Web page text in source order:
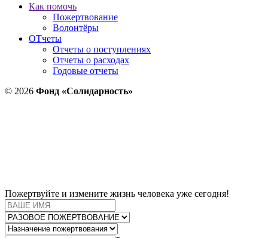
Как помочь
Пожертвование
Волонтёры
ОТчеты
Отчеты о поступлениях
Отчеты о расходах
Годовые отчеты
© 2026 Фонд «Солидарность»
Пожертвуйте и измените жизнь человека уже сегодня!